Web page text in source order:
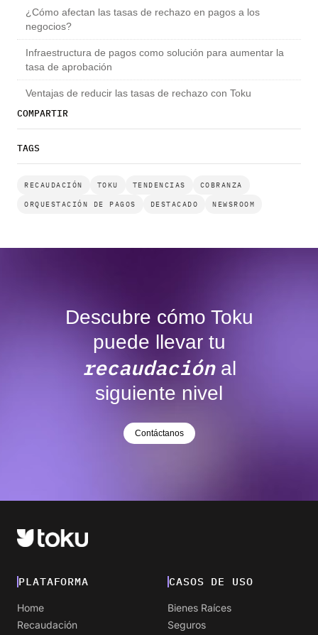
¿Cómo afectan las tasas de rechazo en pagos a los
negocios?
Infraestructura de pagos como solución para aumentar la
tasa de aprobación
Ventajas de reducir las tasas de rechazo con Toku
COMPARTIR
TAGS
RECAUDACIÓN TOKU TENDENCIAS COBRANZA
ORQUESTACIÓN DE PAGOS DESTACADO NEWSROOM
Descubre cómo Toku
puede llevar tu
recaudaciónal
siguiente nivel
Contáctanos
PLATAFORMA
Home
Recaudación
CASOS DE USO
Bienes Raíces
Seguros